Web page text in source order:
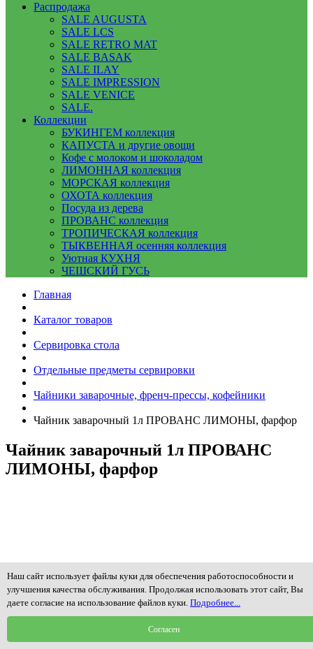
Распродажа
SALE AUGUSTA
SALE LCS
SALE RETRO MAT
SALE BASAK
SALE ILAY
SALE IMPRESSION
SALE VENICE
SALE.
Коллекции
БУКИНГЕМ коллекция
КАПУСТА и другие овощи
Кофе с молоком и шоколадом
ЛИМОННАЯ коллекция
МОРСКАЯ коллекция
ОХОТА коллекция
Посуда из дерева
ПРОВАНС коллекция
ТРОПИЧЕСКАЯ коллекция
ТЫКВЕННАЯ осенняя коллекция
Уютная КУХНЯ
ЧЕШСКИЙ ГУСЬ
Главная
Каталог товаров
Сервировка стола
Отдельные предметы сервировки
Чайники заварочные, френч-прессы, кофейники
Чайник заварочный 1л ПРОВАНС ЛИМОНЫ, фарфор
Чайник заварочный 1л ПРОВАНС
ЛИМОНЫ, фарфор
Наш сайт использует файлы куки для обеспечения работоспособности и
улучшения качества обслуживания. Продолжая использовать этот сайт, Вы
даете согласие на использование файлов куки. Подробнее...
Согласен